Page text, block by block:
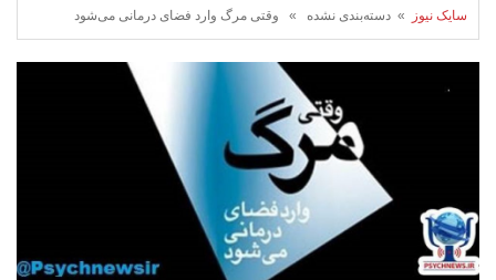
سایک نیوز » دسته‌بندی نشده » وقتی مرگ وارد فضای درمانی می‌شود